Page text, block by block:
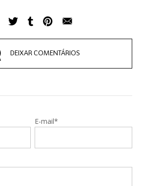
DEIXAR COMENTÁRIOS
E-mail*